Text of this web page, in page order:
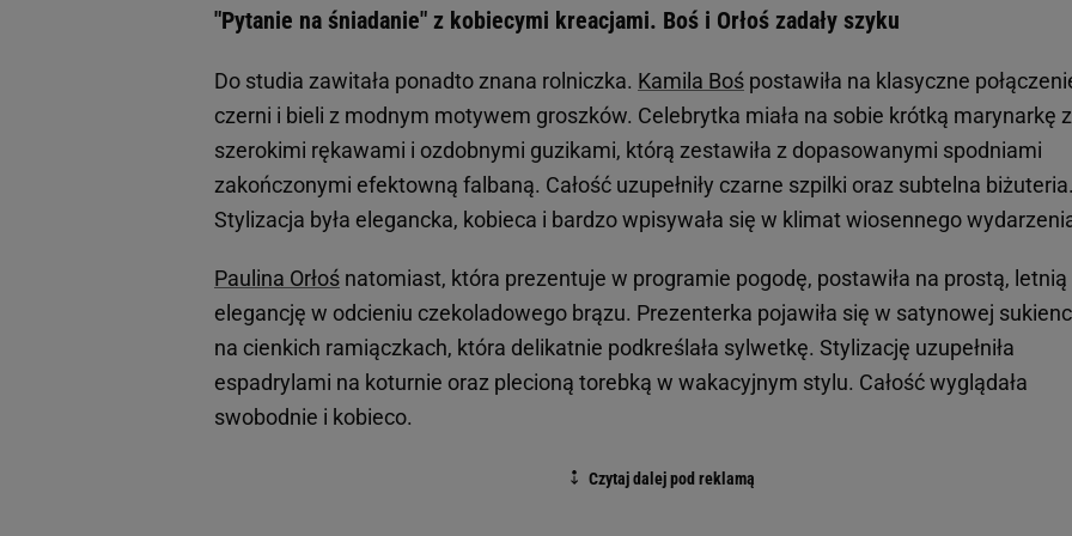
"Pytanie na śniadanie" z kobiecymi kreacjami. Boś i Orłoś zadały szyku
Do studia zawitała ponadto znana rolniczka. Kamila Boś postawiła na klasyczne
czerni i bieli z modnym motywem groszków. Celebrytka miała na sobie krótką marynarkę z
szerokimi rękawami i ozdobnymi guzikami, którą zestawiła z dopasowanymi spodniami
zakończonymi efektowną falbaną. Całość uzupełniły czarne szpilki oraz subtelna biżuteria.
Stylizacja była elegancka, kobieca i bardzo wpisywała się w klimat wiosennego
Paulina Orłoś natomiast, która prezentuje w programie pogodę, postawiła na prostą, letnią
elegancję w odcieniu czekoladowego brązu. Prezenterka pojawiła się w satynowej
na cienkich ramiączkach, która delikatnie podkreślała sylwetkę. Stylizację uzupełniła
espadrylami na koturnie oraz plecioną torebką w wakacyjnym stylu. Całość wyglądała
swobodnie i kobieco.